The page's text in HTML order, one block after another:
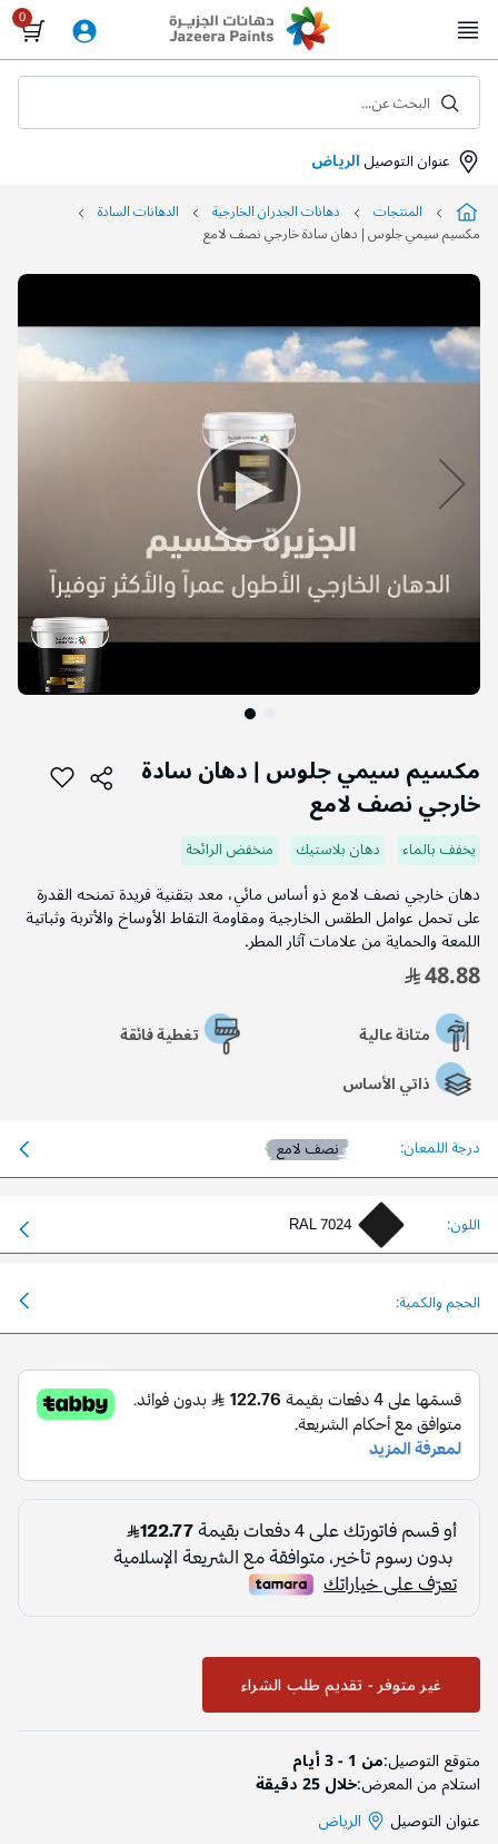
to
Content
عنوان التوصيلالرياض
البحث عن...
المنتجات دهانات الجدران الخارجية
الدهانات السادة
مكسيم سيمي جلوس | دهان سادة خارجي نصف لامع
مكسيم سيمي جلوس | دهان سادة
خارجي نصف لامع
يخفف بالماء دهان بلاستيك منخفض الرائحة
دهان خارجي نصف لامع ذو أساس مائي، معد بتقنية فريدة تمنحه القدرة
على تحمل عوامل الطقس الخارجية ومقاومة التقاط الأوساخ والأتربة وثباتية
اللمعة والحماية من علامات آثار المطر.
48.88
متانة عالية
تغطية فائقة
ذاتي الأساس
درجة اللمعان: نصف لامع
اللون: RAL 7024
الحجم والكمية:
غير متوفر - تقديم طلب الشراء
متوقع التوصيل:من 1 - 3 أيام
استلام من المعرض:خلال 25 دقيقة
عنوان التوصيل
الرياض
التخطي
نهاية
معرض
الصور
إلى
بداية
معرض
الصور